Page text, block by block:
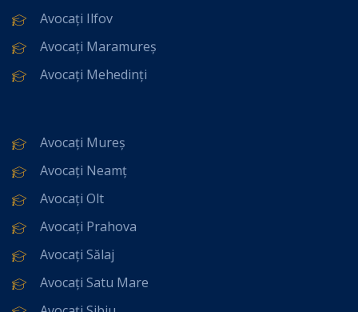
Avocați Ilfov
Avocați Maramureș
Avocați Mehedinți
Avocați Mureș
Avocați Neamț
Avocați Olt
Avocați Prahova
Avocați Sălaj
Avocați Satu Mare